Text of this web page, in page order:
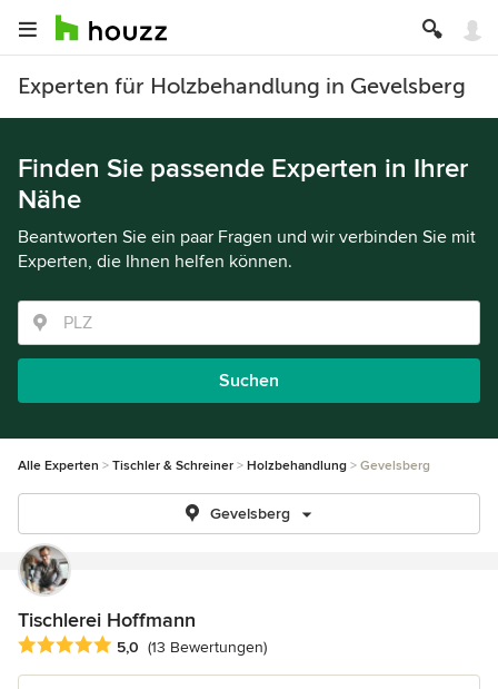
Experten für Holzbehandlung in Gevelsberg
Finden Sie passende Experten in Ihrer
Nähe
Beantworten Sie ein paar Fragen und wir verbinden Sie mit
Experten, die Ihnen helfen können.
Suchen
Alle Experten Tischler & Schreiner Holzbehandlung Gevelsberg
Gevelsberg
Tischlerei Hoffmann
Durchschnittliche Bewertung: 5 von 5 Sternen
5,0 (13 Bewertungen)